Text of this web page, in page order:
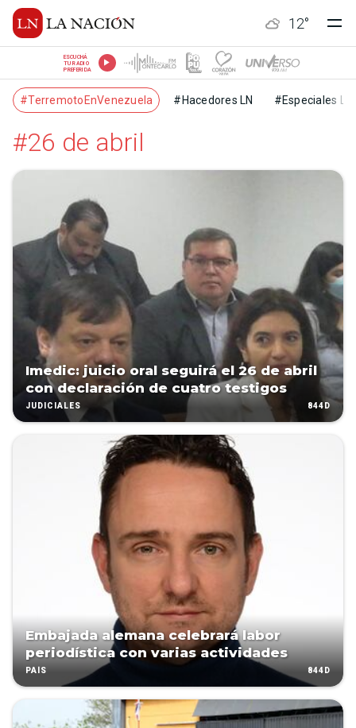
12°
ESCUCHÁ
TU RADIO
PREFERIDA
#TerremotoEnVenezuela #Hacedores LN #Especiales LN
#26 de abril
Imedic: juicio oral seguirá el 26 de abril
con declaración de cuatro testigos
JUDICIALES 844D
Embajada alemana celebrará labor
periodística con varias actividades
PAÍS 844D